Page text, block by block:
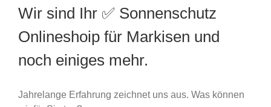
Wir sind Ihr ✅ Sonnenschutz
Onlineshoip für Markisen und
noch einiges mehr.
Jahrelange Erfahrung zeichnet uns aus. Was können